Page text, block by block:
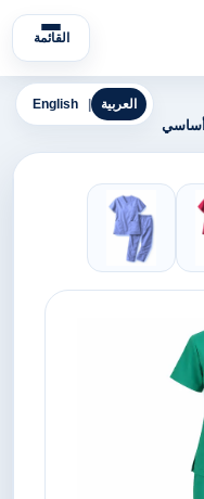
القائمة
English العربية